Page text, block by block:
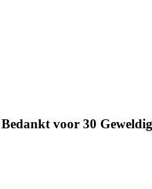
Bedankt voor 30